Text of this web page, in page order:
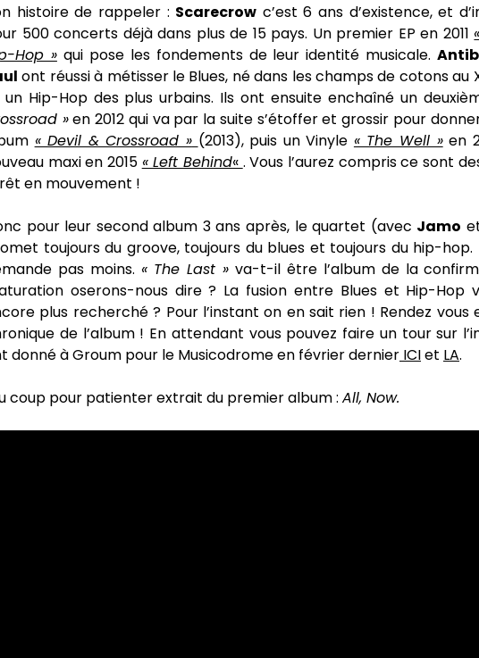
histoire de rappeler : Scarecrow c’est 6 ans d’existence, et
500 concerts déjà dans plus de 15 pays. Un premier EP en 2011
Hop »qui pose les fondements de leur identité musicale.
ont réussi à métisser le Blues, né dans les champs de cotons au
Hip-Hop des plus urbains. Ils ont ensuite enchaîné un
»en 2012 qui va par la suite s’étoffer et grossir pour
« Devil & Crossroad » (2013), puis un Vinyle « The Well »en
maxi en 2015 « Left Behind« . Vous l’aurez compris ce sont
en mouvement !
pour leur second album 3 ans après, le quartet (avec Jamo
toujours du groove, toujours du blues et toujours du hip-hop.
pas moins. « The Last » va-t-il être l’album de la
oserons-nous dire ? La fusion entre Blues et Hip-
plus recherché ? Pour l’instant on en sait rien ! Rendez vous
de l’album ! En attendant vous pouvez faire un tour sur
donné à Groum pour le Musicodrome en février dernier ICIet LA.
coup pour patienter extrait du premier album : All, Now.